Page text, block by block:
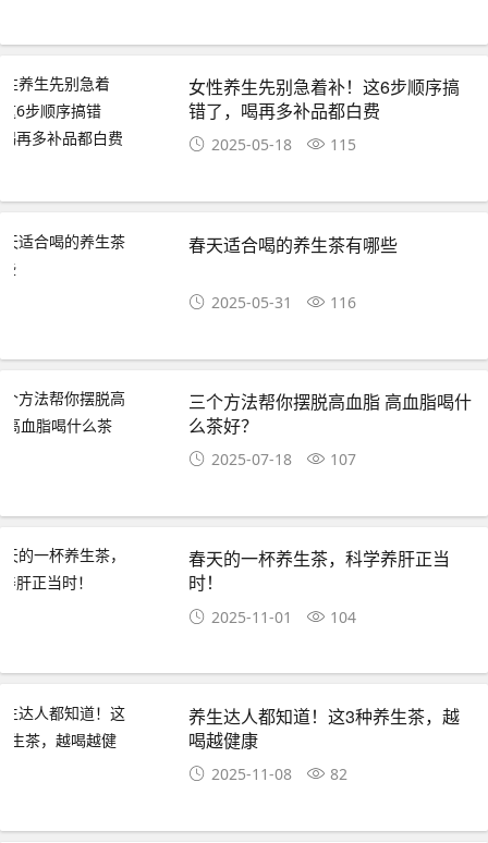
女性养生先别急着补！这6步顺序搞
错了，喝再多补品都白费
2025-05-18 115
春天适合喝的养生茶有哪些
2025-05-31 116
三个方法帮你摆脱高血脂 高血脂喝什
么茶好？
2025-07-18 107
春天的一杯养生茶，科学养肝正当
时！
2025-11-01 104
养生达人都知道！这3种养生茶，越
喝越健康
2025-11-08 82